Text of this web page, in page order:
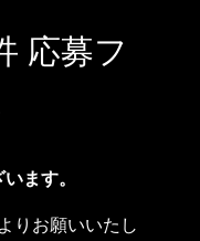
応募フ
ます。
りお願いいたし